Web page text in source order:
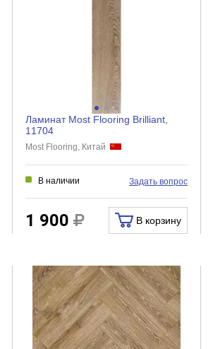
Ламинат Most Flooring Brilliant,
11704
Most Flooring, Китай
В наличии Задать вопрос
1 900 В корзину